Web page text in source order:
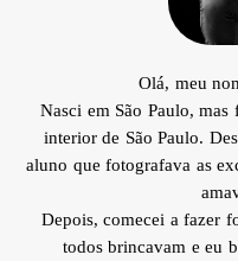
Olá, meu
Nasci em São Paulo, mas
interior de São Paulo.
aluno que fotografava as
Depois, comecei a fazer
todos brincavam e eu